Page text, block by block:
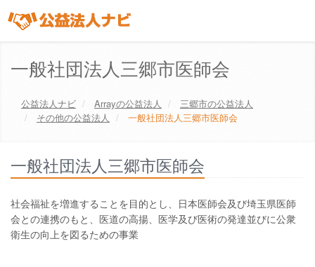
一般社団法人三郷市医師会
公益法人ナビ Arrayの公益法人 三郷市の公益法人
その他の公益法人
一般社団法人三郷市医師会
一般社団法人三郷市医師会
社会福祉を増進することを目的とし、日本医師会及び埼玉県医師
会との連携のもと、医道の高揚、医学及び医術の発達並びに公衆
衛生の向上を図るための事業